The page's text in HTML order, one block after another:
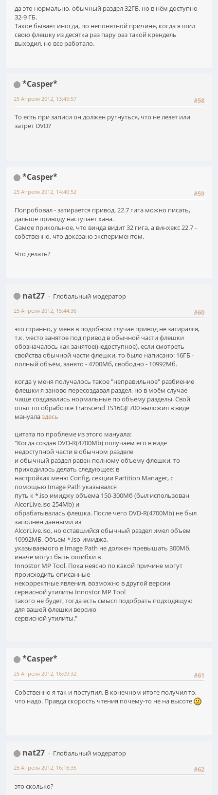
да это нормально, обычный раздел 32ГБ, но в нём доступно
32-9 ГБ.
Такое бывает иногда, по непонятной причине, когда я шил
свою флешку из десятка раз пару раз такой крендель
выходил, но все работало.
*Casper*
#58
25 Апреля 2012, 13:45:57
То есть при записи он должен ругнуться, что не лезет или
затрет DVD?
*Casper*
#59
25 Апреля 2012, 14:40:52
Попробовал - затирается привод. 22.7 гига можно писать,
дальше приводу наступает хана.
Самое прикольное, что винда видит 32 гига, а винхекс 22.7 -
собственно, что доказано экспериментом.
Что делать?
nat27
Глобальный модератор
#60
25 Апреля 2012, 15:44:36
это странно, у меня в подобном случае привод не затирался,
т.к. место занятое под привод в обычной части флешки
обозначалось как занятое(недоступное), если смотреть
свойства обычной части флешки, то было написано: 16ГБ -
полный объём, занято - 4700Мб, свободно - 10992Мб.
когда у меня получалось такое "неправильное" разбиение
флешки я заново пересоздавал раздел, но в моём случае
чаще создавались нормальные по объему разделы. Свой
опыт по обработке Transcend TS16GJF700 выложил в виде
мануалаздесь
цитата по проблеме из этого мануала:
"Когда создав DVD-R(4700Mb) получаем его в виде
недоступной части в обычном разделе
и обычный раздел равен полному объему флешки, то
приходилось делать следующее: в
настройках меню Config, секции Partition Manager, с
помощью Image Path указывался
путь к *.iso имиджу объема 150-300Мб (был использован
AlcorLive.iso 254Mb) и
обрабатывалась флешка. После чего DVD-R(4700Mb) не был
заполнен данными из
AlcorLive.iso, но оставшийся обычный раздел имел объем
10992МБ. Объем *.iso-имиджа,
указываемого в Image Path не должен превышать 300Мб,
иначе могут быть ошибки в
Innostor MP Tool. Пока неясно по какой причине могут
происходить описанные
некорректные явления, возможно в другой версии
сервисной утилиты Innostor MP Tool
такого не будет, тогда есть смысл подобрать подходящую
для вашей флешки версию
сервисной утилиты."
*Casper*
#61
25 Апреля 2012, 16:09:32
Собственно я так и поступил. В конечном итоге получил то,
что надо. Правда скорость чтения почему-то не на высоте
nat27
Глобальный модератор
#62
25 Апреля 2012, 16:16:35
это сколько?